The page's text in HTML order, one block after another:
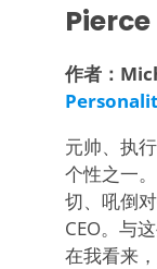
作者：
元帅、执
个性之一
切、吼倒
CEO。与
在我看来